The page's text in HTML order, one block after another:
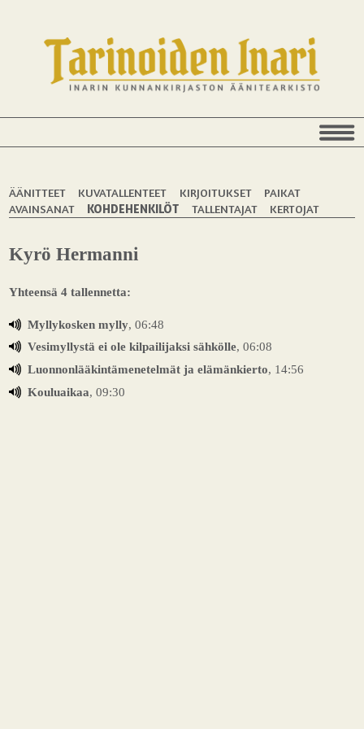
ÄÄNITTEET KUVATALLENTEET KIRJOITUKSET
PAIKAT
AVAINSANAT
KOHDEHENKILÖT TALLENTAJAT KERTOJAT
Kyrö Hermanni
Yhteensä 4 tallennetta:
Myllykosken mylly, 06:48
Vesimyllystä ei ole kilpailijaksi sähkölle, 06:08
Luonnonlääkintämenetelmät ja elämänkierto, 14:56
Kouluaikaa, 09:30